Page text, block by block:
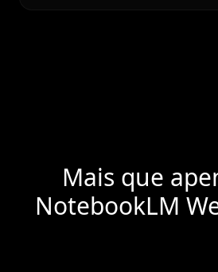
Mais que
NotebookLM